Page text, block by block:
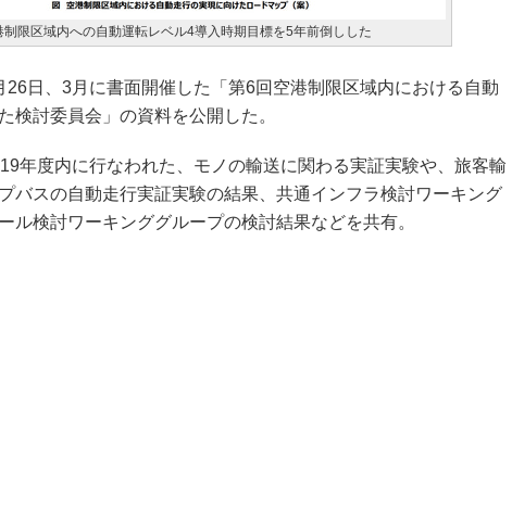
制限区域内への自動運転レベル4導入時期目標を5年前倒しした
日、3月に書面開催した「第6回空港制限区域内における自動
検討委員会」の資料を公開した。
年度内に行なわれた、モノの輸送に関わる実証実験や、旅客輸
バスの自動走行実証実験の結果、共通インフラ検討ワーキング
ル検討ワーキンググループの検討結果などを共有。